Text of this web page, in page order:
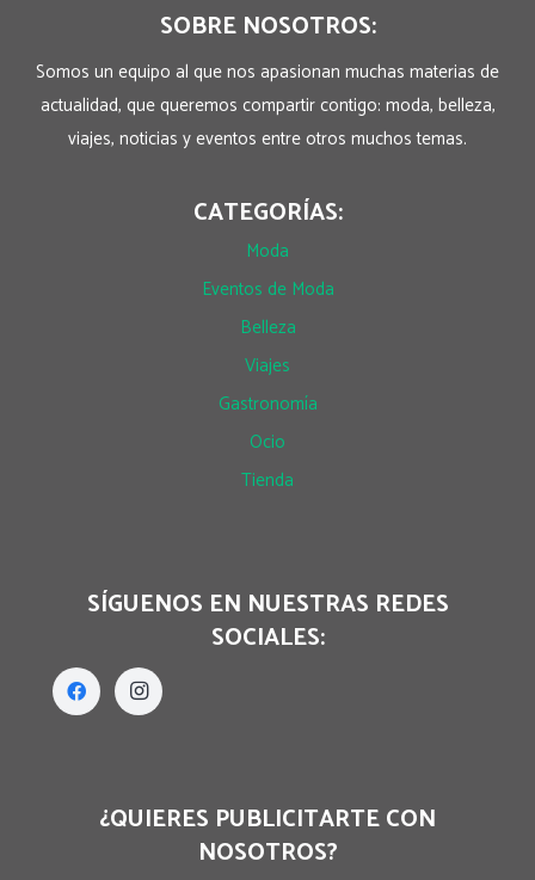
SOBRE NOSOTROS:
Somos un equipo al que nos apasionan muchas materias de
actualidad, que queremos compartir contigo: moda, belleza,
viajes, noticias y eventos entre otros muchos temas.
CATEGORÍAS:
Moda
Eventos de Moda
Belleza
Viajes
Gastronomía
Ocio
Tienda
SÍGUENOS EN NUESTRAS REDES
SOCIALES:
¿QUIERES PUBLICITARTE CON
NOSOTROS?